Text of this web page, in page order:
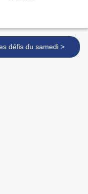
Les défis du samedi >